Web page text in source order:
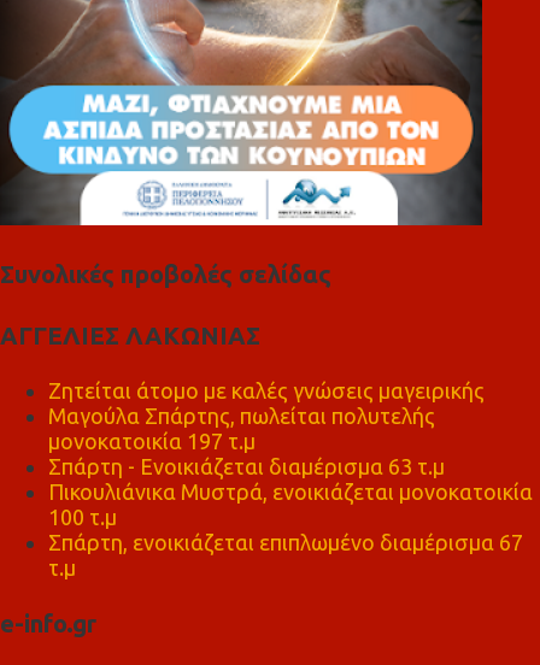
Συνολικές προβολές σελίδας
ΑΓΓΕΛΙΕΣ ΛΑΚΩΝΙΑΣ
Ζητείται άτομο με καλές γνώσεις μαγειρικής
Μαγούλα Σπάρτης, πωλείται πολυτελής
μονοκατοικία 197 τ.μ
Σπάρτη - Ενοικιάζεται διαμέρισμα 63 τ.μ
Πικουλιάνικα Μυστρά, ενοικιάζεται μονοκατοικία
100 τ.μ
Σπάρτη, ενοικιάζεται επιπλωμένο διαμέρισμα 67
τ.μ
e-info.gr